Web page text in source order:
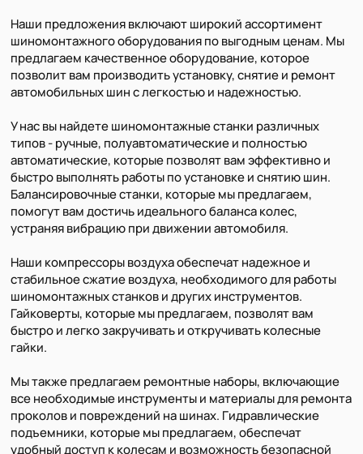
Наши предложения включают широкий ассортимент
шиномонтажного оборудования по выгодным ценам. Мы
предлагаем качественное оборудование, которое
позволит вам производить установку, снятие и ремонт
автомобильных шин с легкостью и надежностью.
У нас вы найдете шиномонтажные станки различных
типов - ручные, полуавтоматические и полностью
автоматические, которые позволят вам эффективно и
быстро выполнять работы по установке и снятию шин.
Балансировочные станки, которые мы предлагаем,
помогут вам достичь идеального баланса колес,
устраняя вибрацию при движении автомобиля.
Наши компрессоры воздуха обеспечат надежное и
стабильное сжатие воздуха, необходимого для работы
шиномонтажных станков и других инструментов.
Гайковерты, которые мы предлагаем, позволят вам
быстро и легко закручивать и откручивать колесные
гайки.
Мы также предлагаем ремонтные наборы, включающие
все необходимые инструменты и материалы для ремонта
проколов и повреждений на шинах. Гидравлические
подъемники, которые мы предлагаем, обеспечат
удобный доступ к колесам и возможность безопасной